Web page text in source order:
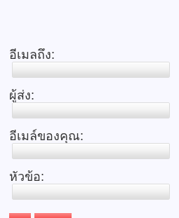
อีเมลถึง:
ผู้ส่ง:
อีเมล์ของคุณ:
หัวข้อ: